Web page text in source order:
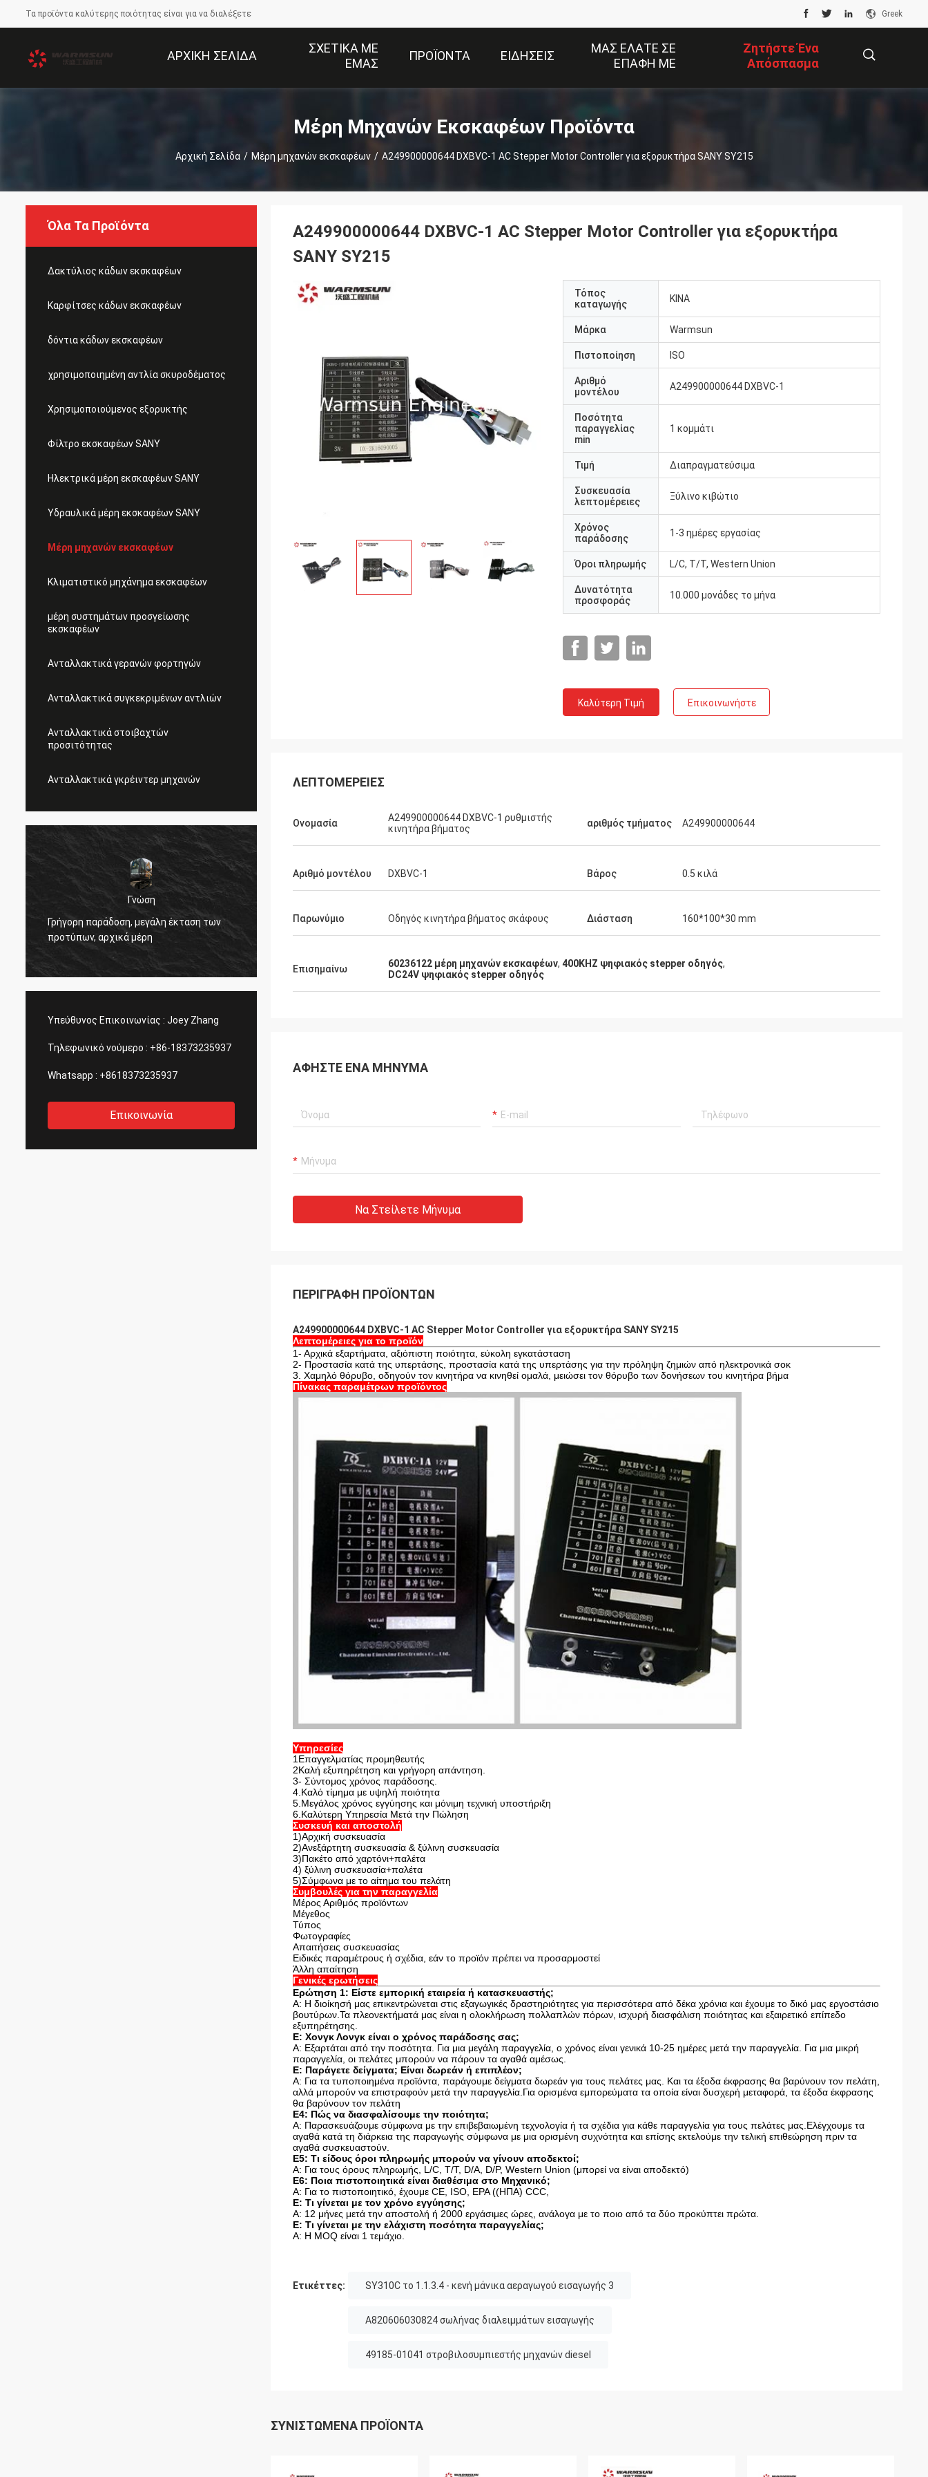
Τα προϊόντα καλύτερης ποιότητας είναι για να διαλέξετε Greek
ΑΡΧΙΚΉ ΣΕΛΊΔΑ
ΣΧΕΤΙΚΆ ΜΕ
ΕΜΆΣ
ΠΡΟΪΌΝΤΑ ΕΙΔΉΣΕΙΣ
ΜΑΣ ΕΛΆΤΕ ΣΕ
ΕΠΑΦΉ ΜΕ
Ζητήστε Ένα
Απόσπασμα
Μέρη Μηχανών Εκσκαφέων Προϊόντα
Αρχική Σελίδα / Μέρη μηχανών εκσκαφέων / A249900000644 DXBVC-1 AC Stepper Motor Controller για εξορυκτήρα SANY SY215
Όλα Τα Προϊόντα
Δακτύλιος κάδων εκσκαφέων
Καρφίτσες κάδων εκσκαφέων
δόντια κάδων εκσκαφέων
χρησιμοποιημένη αντλία σκυροδέματος
Χρησιμοποιούμενος εξορυκτής
Φίλτρο εκσκαφέων SANY
Ηλεκτρικά μέρη εκσκαφέων SANY
Υδραυλικά μέρη εκσκαφέων SANY
Μέρη μηχανών εκσκαφέων
Κλιματιστικό μηχάνημα εκσκαφέων
μέρη συστημάτων προσγείωσης
εκσκαφέων
Ανταλλακτικά γερανών φορτηγών
Ανταλλακτικά συγκεκριμένων αντλιών
Ανταλλακτικά στοιβαχτών
προσιτότητας
Ανταλλακτικά γκρέιντερ μηχανών
Γνώση
Γρήγορη παράδοση, μεγάλη έκταση των
προτύπων, αρχικά μέρη
Michael
Πολύ καλή εμπειρία αγοράς. 100% αρχική,
Υπεύθυνος Επικοινωνίας : Joey Zhang
Τηλεφωνικό νούμερο : +86-18373235937
Whatsapp : +8618373235937
Επικοινωνία
A249900000644 DXBVC-1 AC Stepper Motor Controller για εξορυκτήρα
SANY SY215
Τόπος
καταγωγής
ΚΙΝΑ
Μάρκα Warmsun
Πιστοποίηση ISO
Αριθμό
μοντέλου
Α249900000644 DXBVC-1
Ποσότητα
παραγγελίας
min
1 κομμάτι
Τιμή Διαπραγματεύσιμα
Συσκευασία
λεπτομέρειες
Ξύλινο κιβώτιο
Χρόνος
παράδοσης
1-3 ημέρες εργασίας
Όροι πληρωμής L/C, T/T, Western Union
Δυνατότητα
προσφοράς
10.000 μονάδες το μήνα
Καλύτερη Τιμή Επικοινωνήστε
ΛΕΠΤΟΜΈΡΕΙΕΣ
Ονομασία
Α249900000644 DXBVC-1 ρυθμιστής
κινητήρα βήματος
αριθμός τμήματος Α249900000644
Αριθμό μοντέλου DXBVC-1 Βάρος 0.5 κιλά
Παρωνύμιο Οδηγός κινητήρα βήματος σκάφους Διάσταση 160*100*30 mm
Επισημαίνω 60236122 μέρη μηχανών εκσκαφέων, 400KHZ ψηφιακός stepper οδηγός,
DC24V ψηφιακός stepper οδηγός
ΑΦΉΣΤΕ ΈΝΑ ΜΉΝΥΜΑ
Να Στείλετε Μήνυμα
ΠΕΡΙΓΡΑΦΉ ΠΡΟΪΌΝΤΩΝ
Α249900000644 DXBVC-1 AC Stepper Motor Controller για εξορυκτήρα SANY SY215
Λεπτομέρειες για το προϊόν
1- Αρχικά εξαρτήματα, αξιόπιστη ποιότητα, εύκολη εγκατάσταση
2- Προστασία κατά της υπερτάσης, προστασία κατά της υπερτάσης για την πρόληψη ζημιών από ηλεκτρονικά σοκ
3. Χαμηλό θόρυβο, οδηγούν τον κινητήρα να κινηθεί ομαλά, μειώσει τον θόρυβο των δονήσεων του κινητήρα βήμα
Πίνακας παραμέτρων προϊόντος
Υπηρεσίες
1Επαγγελματίας προμηθευτής
2Καλή εξυπηρέτηση και γρήγορη απάντηση.
3- Σύντομος χρόνος παράδοσης.
4.Καλό τίμημα με υψηλή ποιότητα
5.Μεγάλος χρόνος εγγύησης και μόνιμη τεχνική υποστήριξη
6.Καλύτερη Υπηρεσία Μετά την Πώληση
Συσκευή και αποστολή
1)Αρχική συσκευασία
2)Ανεξάρτητη συσκευασία & ξύλινη συσκευασία
3)Πακέτο από χαρτόνι+παλέτα
4) ξύλινη συσκευασία+παλέτα
5)Σύμφωνα με το αίτημα του πελάτη
Συμβουλές για την παραγγελία
Μέρος Αριθμός προϊόντων
Μέγεθος
Τύπος
Φωτογραφίες
Απαιτήσεις συσκευασίας
Ειδικές παραμέτρους ή σχέδια, εάν το προϊόν πρέπει να προσαρμοστεί
Άλλη απαίτηση
Γενικές ερωτήσεις
Ερώτηση 1: Είστε εμπορική εταιρεία ή κατασκευαστής;
Α: Η διοίκησή μας επικεντρώνεται στις εξαγωγικές δραστηριότητες για περισσότερα από δέκα χρόνια και έχουμε το δικό μας εργοστάσιο
βουτύρων.Τα πλεονεκτήματά μας είναι η ολοκλήρωση πολλαπλών πόρων, ισχυρή διασφάλιση ποιότητας και εξαιρετικό επίπεδο
εξυπηρέτησης.
Ε: Χονγκ Λονγκ είναι ο χρόνος παράδοσης σας;
Α: Εξαρτάται από την ποσότητα. Για μια μεγάλη παραγγελία, ο χρόνος είναι γενικά 10-25 ημέρες μετά την παραγγελία. Για μια μικρή
παραγγελία, οι πελάτες μπορούν να πάρουν τα αγαθά αμέσως.
Ε: Παράγετε δείγματα; Είναι δωρεάν ή επιπλέον;
Α: Για τα τυποποιημένα προϊόντα, παράγουμε δείγματα δωρεάν για τους πελάτες μας. Και τα έξοδα έκφρασης θα βαρύνουν τον πελάτη,
αλλά μπορούν να επιστραφούν μετά την παραγγελία.Για ορισμένα εμπορεύματα τα οποία είναι δυσχερή μεταφορά, τα έξοδα έκφρασης
θα βαρύνουν τον πελάτη
Ε4: Πώς να διασφαλίσουμε την ποιότητα;
Α: Παρασκευάζουμε σύμφωνα με την επιβεβαιωμένη τεχνολογία ή τα σχέδια για κάθε παραγγελία για τους πελάτες μας.Ελέγχουμε τα
αγαθά κατά τη διάρκεια της παραγωγής σύμφωνα με μια ορισμένη συχνότητα και επίσης εκτελούμε την τελική επιθεώρηση πριν τα
αγαθά συσκευαστούν.
Ε5: Τι είδους όροι πληρωμής μπορούν να γίνουν αποδεκτοί;
Α: Για τους όρους πληρωμής, L/C, T/T, D/A, D/P, Western Union (μπορεί να είναι αποδεκτό)
Ε6: Ποια πιστοποιητικά είναι διαθέσιμα στο Μηχανικό;
Α: Για το πιστοποιητικό, έχουμε CE, ISO, EPA ((ΗΠΑ) CCC,
Ε: Τι γίνεται με τον χρόνο εγγύησης;
Α: 12 μήνες μετά την αποστολή ή 2000 εργάσιμες ώρες, ανάλογα με το ποιο από τα δύο προκύπτει πρώτα.
Ε: Τι γίνεται με την ελάχιστη ποσότητα παραγγελίας;
Α: Η MOQ είναι 1 τεμάχιο.
Ετικέττες: SY310C το 1.1.3.4 - κενή μάνικα αεραγωγού εισαγωγής 3
A820606030824 σωλήνας διαλειμμάτων εισαγωγής
49185-01041 στροβιλοσυμπιεστής μηχανών diesel
ΣΥΝΙΣΤΏΜΕΝΑ ΠΡΟΪΌΝΤΑ